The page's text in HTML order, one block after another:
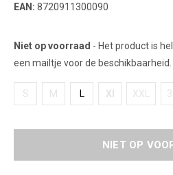
EAN: 8720911300090
Niet op voorraad - Het product is
een mailtje voor de beschikbaarheid.
S M L Xl XXL
NIET OP